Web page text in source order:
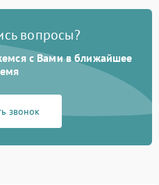
вопросы?
с Вами в ближайшее
звонок